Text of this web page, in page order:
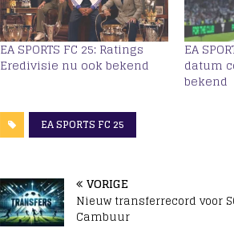
EA SPORTS FC 25: Ratings
Eredivisie nu ook bekend
EA
datum
bekend
EA SPORTS FC 25
VORIGE
Nieuw transferrecord voor
Cambuur